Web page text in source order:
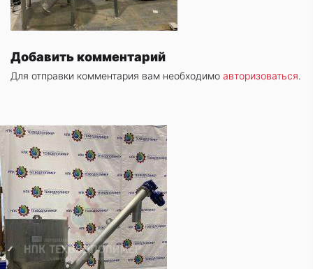
Добавить комментарий
Для отправки комментария вам необходимо авторизоваться.